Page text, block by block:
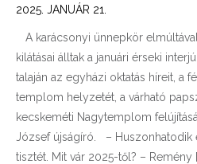
2025. JANUÁR 21.
A karácsonyi ünnepkör
kilátásai álltak a januári érseki
talaján az egyházi oktatás híreit, a
templom helyzetét, a várható
kecskeméti Nagytemplom
József újságíró. – Huszonhatodik
tisztét. Mit vár 2025-től? – Remény